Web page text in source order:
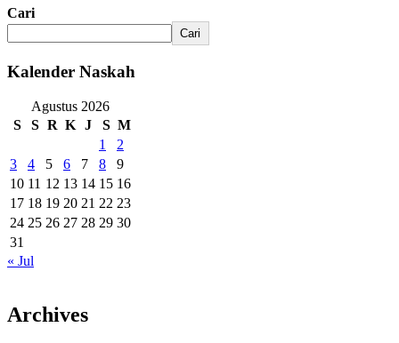
Cari
Cari
Kalender Naskah
Agustus 2026
S
S R K J S M
1
2
3
4 5 6 7 8
9
10 11 12 13 14 15 16
17 18 19 20 21 22 23
24 25 26 27 28 29 30
31
« Jul
Archives